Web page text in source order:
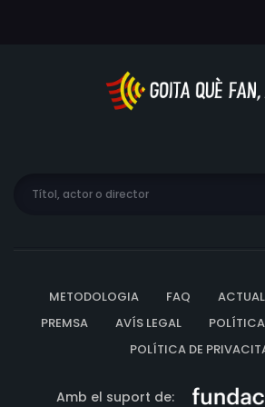
METODOLOGIA FAQ
PREMSA
AVÍS LEGAL
POLÍTICA DE
Amb el suport de: